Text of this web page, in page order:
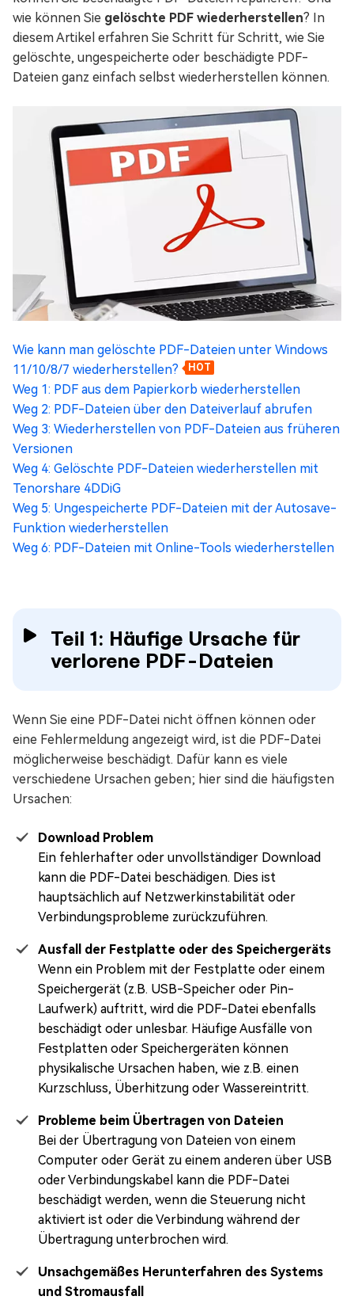
wie können Sie gelöschte PDF wiederherstellen? In
diesem Artikel erfahren Sie Schritt für Schritt, wie Sie
gelöschte, ungespeicherte oder beschädigte PDF-
Dateien ganz einfach selbst wiederherstellen können.
Wie kann man gelöschte PDF-Dateien unter Windows
11/10/8/7 wiederherstellen?
HOT
Weg 1: PDF aus dem Papierkorb wiederherstellen
Weg 2: PDF-Dateien über den Dateiverlauf abrufen
Weg 3: Wiederherstellen von PDF-Dateien aus früheren
Versionen
Weg 4: Gelöschte PDF-Dateien wiederherstellen mit
Tenorshare 4DDiG
Weg 5: Ungespeicherte PDF-Dateien mit der Autosave-
Funktion wiederherstellen
Weg 6: PDF-Dateien mit Online-Tools wiederherstellen
Teil 1: Häufige Ursache für
verlorene PDF-Dateien
Wenn Sie eine PDF-Datei nicht öffnen können oder
eine Fehlermeldung angezeigt wird, ist die PDF-Datei
möglicherweise beschädigt. Dafür kann es viele
verschiedene Ursachen geben; hier sind die häufigsten
Ursachen:
Download Problem
Ein fehlerhafter oder unvollständiger Download
kann die PDF-Datei beschädigen. Dies ist
hauptsächlich auf Netzwerkinstabilität oder
Verbindungsprobleme zurückzuführen.
Ausfall der Festplatte oder des Speichergeräts
Wenn ein Problem mit der Festplatte oder einem
Speichergerät (z.B. USB-Speicher oder Pin-
Laufwerk) auftritt, wird die PDF-Datei ebenfalls
beschädigt oder unlesbar. Häufige Ausfälle von
Festplatten oder Speichergeräten können
physikalische Ursachen haben, wie z.B. einen
Kurzschluss, Überhitzung oder Wassereintritt.
Probleme beim Übertragen von Dateien
Bei der Übertragung von Dateien von einem
Computer oder Gerät zu einem anderen über USB
oder Verbindungskabel kann die PDF-Datei
beschädigt werden, wenn die Steuerung nicht
aktiviert ist oder die Verbindung während der
Übertragung unterbrochen wird.
Unsachgemäßes Herunterfahren des Systems
und Stromausfall